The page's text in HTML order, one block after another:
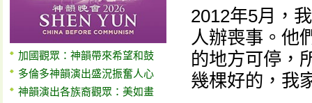
加國觀眾：神韻帶來希望和鼓
多倫多神韻演出盛況振奮人心
神韻演出各族裔觀眾：美如畫
2012年5月，
人辦喪事。他
的地方可停，
幾棵好的，我